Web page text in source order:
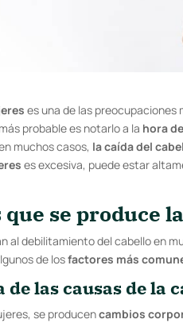
es una de las
probable es notarlo a la hora
muchos casos, la caída del
es excesiva, puede estar
que se produce
al debilitamiento del cabello en
de losfactores más
de las causas de la
se producencambios